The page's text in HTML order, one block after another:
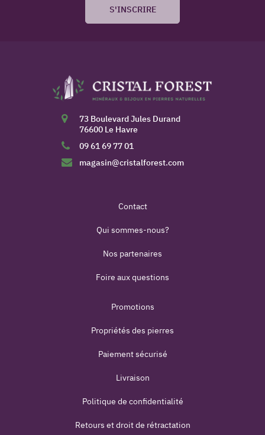
S'INSCRIRE
73 Boulevard Jules Durand
76600 Le Havre
09 61 69 77 01
magasin@cristalforest.com
Contact
Qui sommes-nous?
Nos partenaires
Foire aux questions
Promotions
Propriétés des pierres
Paiement sécurisé
Livraison
Politique de confidentialité
Retours et droit de rétractation